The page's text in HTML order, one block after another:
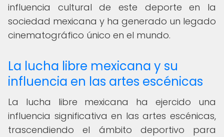
influencia cultural de este deporte en la
sociedad mexicana y ha generado un legado
cinematográfico único en el mundo.
La lucha libre mexicana y su
influencia en las artes escénicas
La lucha libre mexicana ha ejercido una
influencia significativa en las artes escénicas,
trascendiendo el ámbito deportivo para